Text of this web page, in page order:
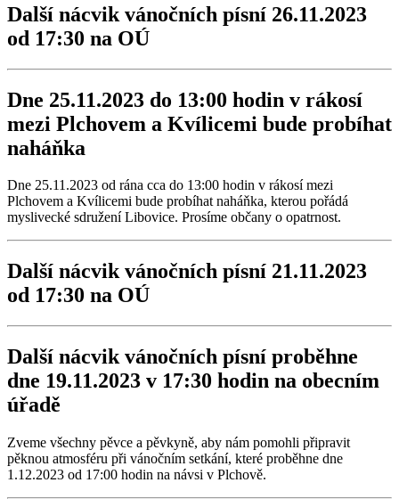
Další nácvik vánočních písní 26.11.2023
od 17:30 na OÚ
Dne 25.11.2023 do 13:00 hodin v rákosí
mezi Plchovem a Kvílicemi bude probíhat
naháňka
Dne 25.11.2023 od rána cca do 13:00 hodin v rákosí mezi
Plchovem a Kvílicemi bude probíhat naháňka, kterou pořádá
myslivecké sdružení Libovice. Prosíme občany o opatrnost.
Další nácvik vánočních písní 21.11.2023
od 17:30 na OÚ
Další nácvik vánočních písní proběhne
dne 19.11.2023 v 17:30 hodin na obecním
úřadě
Zveme všechny pěvce a pěvkyně, aby nám pomohli připravit
pěknou atmosféru při vánočním setkání, které proběhne dne
1.12.2023 od 17:00 hodin na návsi v Plchově.